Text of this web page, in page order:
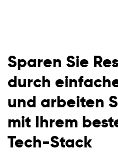
Sparen Sie
durch
und arbeiten
mit Ihrem
Tech-Stack